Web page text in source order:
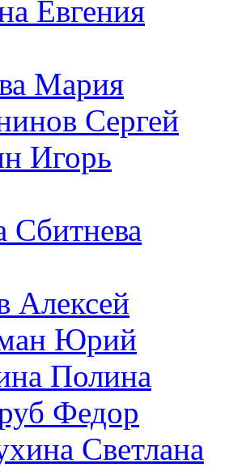
Евгения
Мария
Сергей
Игорь
Сбитнева
Алексей
Юрий
Полина
Федор
Светлана